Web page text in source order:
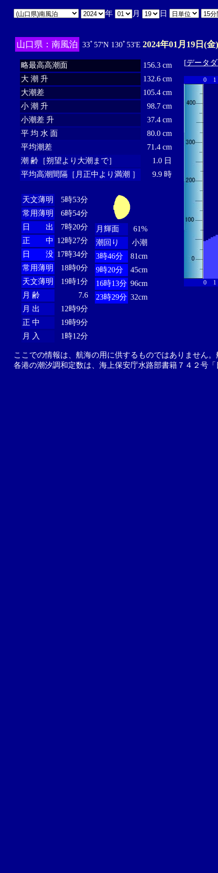
年 月 日
山口県：南風泊 33ﾟ57'N 130ﾟ53'E 2024年01月19日(金)
略最高高潮面
156.3 cm
大 潮 升
132.6 cm
大潮差
105.4 cm
小 潮 升
98.7 cm
小潮差 升
37.4 cm
平 均 水 面
80.0 cm
平均潮差
71.4 cm
潮 齢［朔望より大潮まで］
1.0 日
平均高潮間隔［月正中より満潮 ］
9.9 時
天文薄明
5時53分
常用薄明
6時54分
日 出
7時20分
正 中 12時27分
日 没 17時34分
常用薄明
18時0分
天文薄明
19時1分
月 齢
7.6
月 出
12時9分
正 中
19時9分
月 入
1時12分
月輝面
61%
潮回り
小潮
3時46分
81cm
9時20分
45cm
16時13分 96cm
23時29分 32cm
[データ
0 1
0 1
ここでの情報は、航海の用に供するものではありません
各港の潮汐調和定数は、海上保安庁水路部書籍７４２号